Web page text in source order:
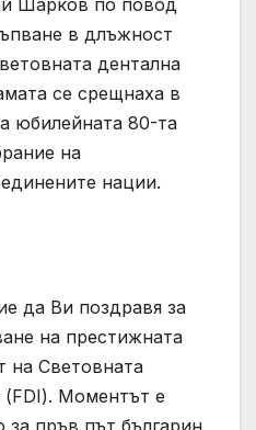
Шарков по повод
в длъжност
дентална
се срещнаха в
юбилейната 80-та
на
нации.
да Ви поздравя за
на престижната
на Световната
(FDI). Моментът е